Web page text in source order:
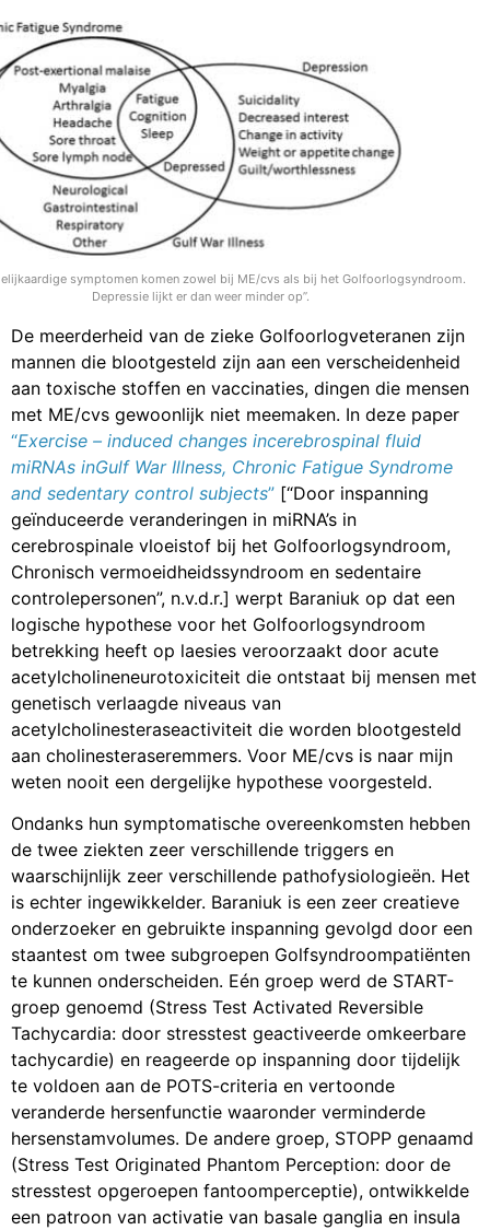
symptomen komen zowel bij ME/cvs als bij het Golfoorlogsyndroom.
Depressie lijkt er dan weer minder op”.
De meerderheid van de zieke Golfoorlogveteranen zijn
mannen die blootgesteld zijn aan een verscheidenheid
aan toxische stoffen en vaccinaties, dingen die mensen
met ME/cvs gewoonlijk niet meemaken. In deze paper
“Exercise – induced changes incerebrospinal fluid
miRNAs inGulf War Illness, Chronic Fatigue Syndrome
and sedentary control subjects” [“Door inspanning
geïnduceerde veranderingen in miRNA’s in
cerebrospinale vloeistof bij het Golfoorlogsyndroom,
Chronisch vermoeidheidssyndroom en sedentaire
controlepersonen”, n.v.d.r.] werpt Baraniuk op dat een
logische hypothese voor het Golfoorlogsyndroom
betrekking heeft op laesies veroorzaakt door acute
acetylcholineneurotoxiciteit die ontstaat bij mensen met
genetisch verlaagde niveaus van
acetylcholinesteraseactiviteit die worden blootgesteld
aan cholinesteraseremmers. Voor ME/cvs is naar mijn
weten nooit een dergelijke hypothese voorgesteld.
Ondanks hun symptomatische overeenkomsten hebben
de twee ziekten zeer verschillende triggers en
waarschijnlijk zeer verschillende pathofysiologieën. Het
is echter ingewikkelder. Baraniuk is een zeer creatieve
onderzoeker en gebruikte inspanning gevolgd door een
staantest om twee subgroepen Golfsyndroompatiënten
te kunnen onderscheiden. Eén groep werd de START-
groep genoemd (Stress Test Activated Reversible
Tachycardia: door stresstest geactiveerde omkeerbare
tachycardie) en reageerde op inspanning door tijdelijk
te voldoen aan de POTS-criteria en vertoonde
veranderde hersenfunctie waaronder verminderde
hersenstamvolumes. De andere groep, STOPP genaamd
(Stress Test Originated Phantom Perception: door de
stresstest opgeroepen fantoomperceptie), ontwikkelde
een patroon van activatie van basale ganglia en insula